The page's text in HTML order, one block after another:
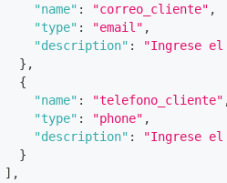
"name" : "correo_cliente" ,
"type" : "email" ,
"description" :
"Ingrese
} ,
{
"name" : "telefono_cliente"
"type" : "phone" ,
"description" :
"Ingrese
}
] ,